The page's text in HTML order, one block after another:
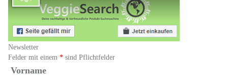
Newsletter
Felder mit einem * sind Pflichtfelder
Vorname